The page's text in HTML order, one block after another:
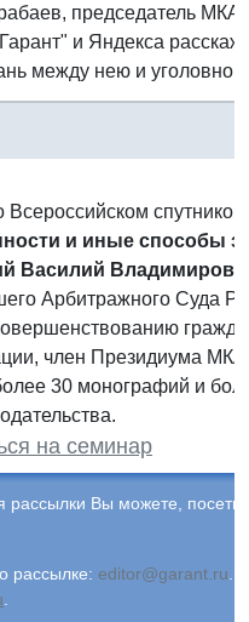
председатель МКА
и Яндекса
между нею и
Всероссийском
и иные способы
Василий
Арбитражного Суда
член Президиума
30 монографий и
на семинар
рассылки Вы можете,
рассылке: editor@garant.ru